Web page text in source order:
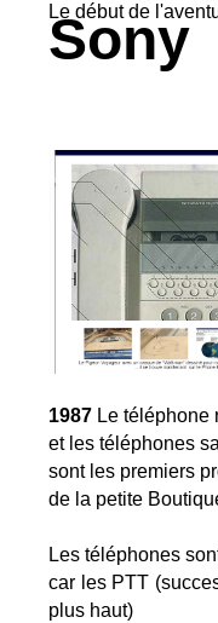
Le début de
Sony
1987 Le téléphone
et les téléphones
sont les premiers
de la petite
Les téléphones
car les PTT
plus haut)